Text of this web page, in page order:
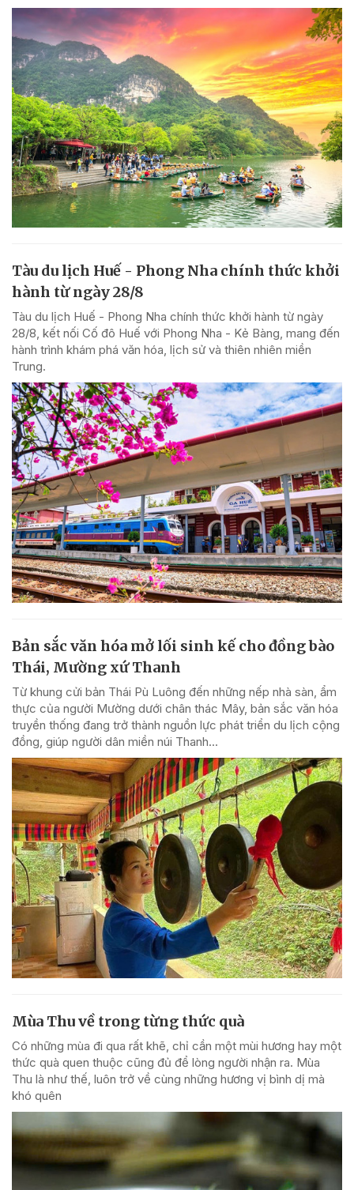
Tàu du lịch Huế - Phong Nha chính thức khởi
hành từ ngày 28/8
Tàu du lịch Huế - Phong Nha chính thức khởi hành từ ngày
28/8, kết nối Cố đô Huế với Phong Nha - Kẻ Bàng, mang đến
hành trình khám phá văn hóa, lịch sử và thiên nhiên miền
Trung.
Bản sắc văn hóa mở lối sinh kế cho đồng bào
Thái, Mường xứ Thanh
Từ khung cửi bản Thái Pù Luông đến những nếp nhà sàn, ẩm
thực của người Mường dưới chân thác Mây, bản sắc văn hóa
truyền thống đang trở thành nguồn lực phát triển du lịch cộng
đồng, giúp người dân miền núi Thanh...
Mùa Thu về trong từng thức quà
Có những mùa đi qua rất khẽ, chỉ cần một mùi hương hay một
thức quà quen thuộc cũng đủ để lòng người nhận ra. Mùa
Thu là như thế, luôn trở về cùng những hương vị bình dị mà
khó quên